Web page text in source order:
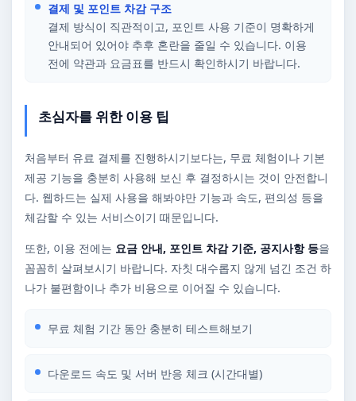
결제 및 포인트 차감 구조
결제 방식이 직관적이고, 포인트 사용 기준이 명확하게
안내되어 있어야 추후 혼란을 줄일 수 있습니다. 이용
전에 약관과 요금표를 반드시 확인하시기 바랍니다.
초심자를 위한 이용 팁
처음부터 유료 결제를 진행하시기보다는, 무료 체험이나 기본
제공 기능을 충분히 사용해 보신 후 결정하시는 것이 안전합니
다. 웹하드는 실제 사용을 해봐야만 기능과 속도, 편의성 등을
체감할 수 있는 서비스이기 때문입니다.
또한, 이용 전에는 요금 안내, 포인트 차감 기준, 공지사항 등을
꼼꼼히 살펴보시기 바랍니다. 자칫 대수롭지 않게 넘긴 조건 하
나가 불편함이나 추가 비용으로 이어질 수 있습니다.
무료 체험 기간 동안 충분히 테스트해보기
다운로드 속도 및 서버 반응 체크 (시간대별)